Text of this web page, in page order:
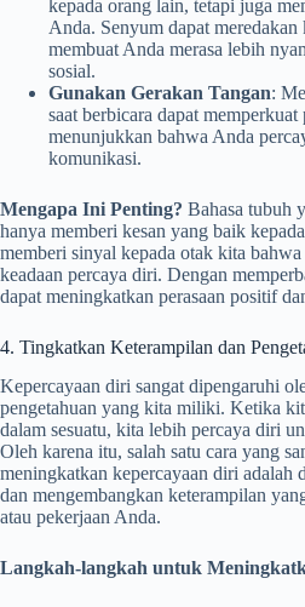
kepada orang lain, tetapi juga
Anda. Senyum dapat meredakan
membuat Anda merasa lebih
sosial.
Gunakan Gerakan Tangan:
saat berbicara dapat memperkuat
menunjukkan bahwa Anda
komunikasi.
Mengapa Ini Penting? Bahasa tubuh
hanya memberi kesan yang baik
memberi sinyal kepada otak kita
keadaan percaya diri. Dengan
dapat meningkatkan perasaan positif
4. Tingkatkan Keterampilan dan
Kepercayaan diri sangat dipengaruhi
pengetahuan yang kita miliki. Ketika
dalam sesuatu, kita lebih percaya diri
Oleh karena itu, salah satu cara yang
meningkatkan kepercayaan diri adalah
dan mengembangkan keterampilan
atau pekerjaan Anda.
Langkah-langkah untuk